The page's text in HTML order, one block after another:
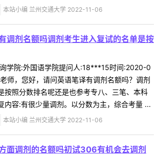
本站小编 兰州交通大学 2022-11-06
调剂名额吗调剂考生进入复试的名单是按
学院:外国语学院提问人:18***15时间:2020-0
师，您好，请问英语笔译有调剂名额吗？调剂
按照分数排名呢还是也参考专八、三笔、本科
内容:有很少量调剂。以分数为主，综合考量 ...
本站小编 兰州交通大学 2022-11-06
面调剂的名额吗初试306有机会去调剂